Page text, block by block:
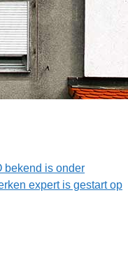
bekend is onder
expert is gestart op